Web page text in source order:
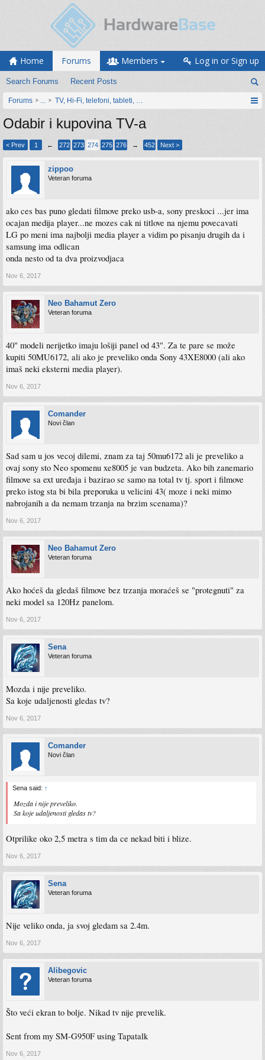
Home Forums
Search Forums Recent Posts
Members Log in or Sign up
Forums ... TV, Hi-Fi, telefoni, tableti, satovi, IoT oprema
Odabir i kupovina TV-a
< Prev 1 ← 272 273 274 275 276 → 452 Next >
zippoo
Veteran foruma
ako ces bas puno gledati filmove preko usb-a, sony preskoci ...jer ima
ocajan medija player...ne mozes cak ni titlove na njemu povecavati
LG po meni ima najbolji media player a vidim po pisanju drugih da i
samsung ima odlican
onda nesto od ta dva proizvodjaca
Nov 6, 2017
Neo Bahamut Zero
Veteran foruma
40" modeli nerijetko imaju lošiji panel od 43". Za te pare se može
kupiti 50MU6172, ali ako je preveliko onda Sony 43XE8000 (ali ako
imaš neki eksterni media player).
Nov 6, 2017
Comander
Novi član
Sad sam u jos vecoj dilemi, znam za taj 50mu6172 ali je preveliko a
ovaj sony sto Neo spomenu xe8005 je van budzeta. Ako bih zanemario
filmove sa ext uređaja i bazirao se samo na total tv tj. sport i filmove
preko istog sta bi bila preporuka u velicini 43( moze i neki mimo
nabrojanih a da nemam trzanja na brzim scenama)?
Nov 6, 2017
Neo Bahamut Zero
Veteran foruma
Ako hoćeš da gledaš filmove bez trzanja moraćeš se "protegnuti" za
neki model sa 120Hz panelom.
Nov 6, 2017
Sena
Veteran foruma
Mozda i nije preveliko.
Sa koje udaljenosti gledas tv?
Nov 6, 2017
Comander
Novi član
Sena said: ↑
Mozda i nije preveliko.
Sa koje udaljenosti gledas tv?
Otprilike oko 2,5 metra s tim da ce nekad biti i blize.
Nov 6, 2017
Sena
Veteran foruma
Nije veliko onda, ja svoj gledam sa 2.4m.
Nov 6, 2017
Alibegovic
Veteran foruma
Što veći ekran to bolje. Nikad tv nije prevelik.
Sent from my SM-G950F using Tapatalk
Nov 6, 2017